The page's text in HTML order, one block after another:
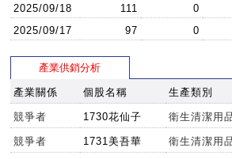
2025/09/18
111 0
2025/09/17
97 0
產業供銷分析
產業關係 個股名稱 生產類別
競爭者 1730花仙子 衛生清潔用
競爭者 1731美吾華 衛生清潔用